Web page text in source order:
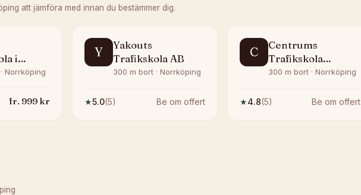
att jämföra med innan du bestämmer dig.
i
AB
Norrköping
fr. 999 kr
Y
Yakouts
Trafikskola AB
300 m bort · Norrköping
★5.0(5) Be om offert
C
Centrums
Trafikskola
Norrköping
300 m bort · Norrköping
★4.8(5) Be om offert